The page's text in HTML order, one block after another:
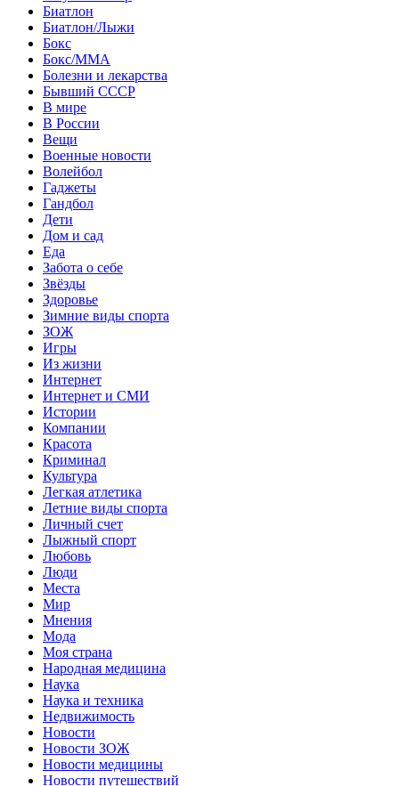
Биатлон
Биатлон/Лыжи
Бокс
Бокс/MMA
Болезни и лекарства
Бывший СССР
В мире
В России
Вещи
Военные новости
Волейбол
Гаджеты
Гандбол
Дети
Дом и сад
Еда
Забота о себе
Звёзды
Здоровье
Зимние виды спорта
ЗОЖ
Игры
Из жизни
Интернет
Интернет и СМИ
Истории
Компании
Красота
Криминал
Культура
Легкая атлетика
Летние виды спорта
Личный счет
Лыжный спорт
Любовь
Люди
Места
Мир
Мнения
Мода
Моя страна
Народная медицина
Наука
Наука и техника
Недвижимость
Новости
Новости ЗОЖ
Новости медицины
Новости путешествий